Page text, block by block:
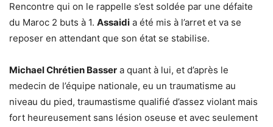
Rencontre qui on le rappelle s’est soldée par une défaite
du Maroc 2 buts à 1. Assaidi a été mis à l’arret et va se
reposer en attendant que son état se stabilise.
Michael Chrétien Basser a quant à lui, et d’après le
medecin de l’équipe nationale, eu un traumatisme au
niveau du pied, traumastisme qualifié d’assez violant mais
fort heureusement sans lésion oseuse et avec seulement